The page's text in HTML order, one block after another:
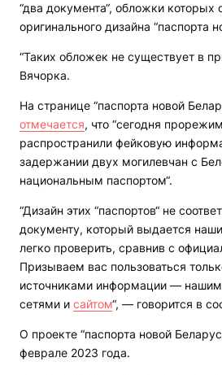
“два документа“, обложки которых
оригинального дизайна “паспорта
“Таких обложек не существует в
Вячорка.
На странице “паспорта новой
отмечается, что “сегодня
распространили фейковую
задержании двух могилевчан с
национальным паспортом“.
“Дизайн этих “паспортов“ не
документу, который выдается
легко проверить, сравнив с
Призываем вас пользоваться
источниками информации —
сетями и сайтом“, — говорится в
О проекте “паспорта новой
феврале 2023 года.